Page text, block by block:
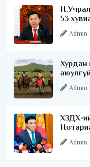
53
Admin
Хурдан
Admin
ХЗДХ-
Admin